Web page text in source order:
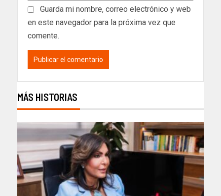
Guarda mi nombre, correo electrónico y web
en este navegador para la próxima vez que
comente.
MÁS HISTORIAS